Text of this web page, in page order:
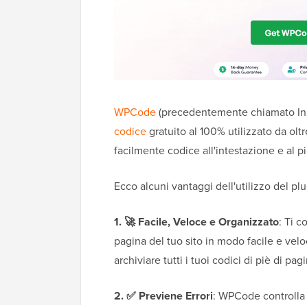
WPCode(precedentemente chiamato
codicegratuito al 100% utilizzato da
facilmente codice all'intestazione e al
Ecco alcuni vantaggi dell'utilizzo del
1. 🚀 Facile, Veloce e Organizzato: Ti
pagina del tuo sito in modo facile e
archiviare tutti i tuoi codici di piè di
2. ✅ Previene Errori: WPCode